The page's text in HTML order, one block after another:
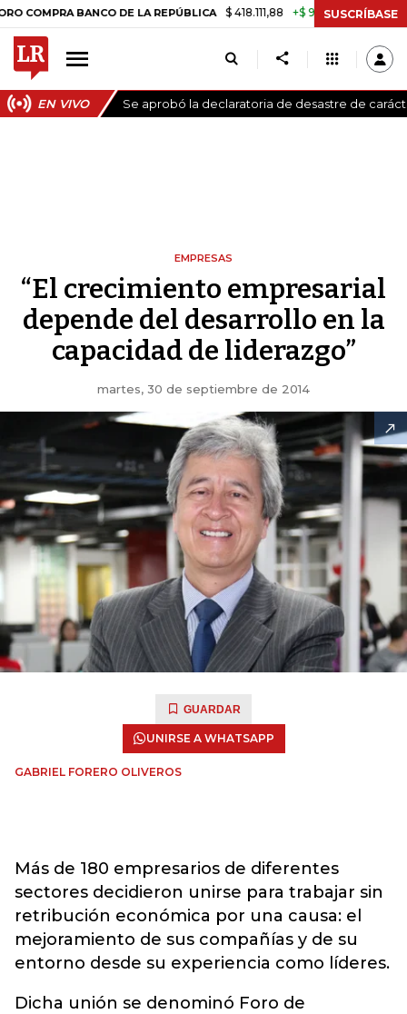
BANCO DE LA REPÚBLICA $ 418.111,88 +$ 9.612,91 +2,35%
SUSCRÍBASE
EN VIVO Se aprobó la declaratoria de desastre de
EMPRESAS
“El crecimiento empresarial
depende del desarrollo en la
capacidad de liderazgo”
martes, 30 de septiembre de 2014
GUARDAR
UNIRSE A WHATSAPP
GABRIEL FORERO OLIVEROS
Más de 180 empresarios de diferentes
sectores decidieron unirse para trabajar sin
retribución económica por una causa: el
mejoramiento de sus compañías y de su
entorno desde su experiencia como líderes.
Dicha unión se denominó Foro de